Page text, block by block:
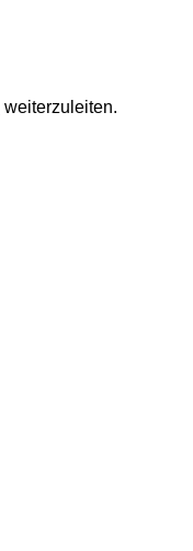
weiterzuleiten.